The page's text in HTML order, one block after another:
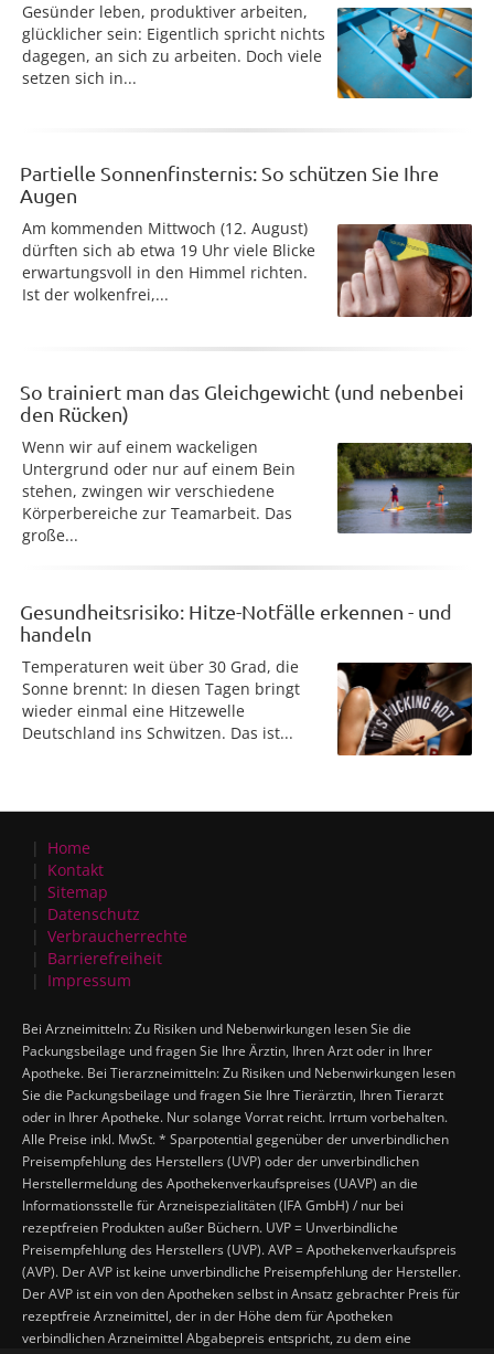
Gesünder leben, produktiver arbeiten,
glücklicher sein: Eigentlich spricht nichts
dagegen, an sich zu arbeiten. Doch viele
setzen sich in...
Partielle Sonnenfinsternis: So schützen Sie Ihre
Augen
Am kommenden Mittwoch (12. August)
dürften sich ab etwa 19 Uhr viele Blicke
erwartungsvoll in den Himmel richten.
Ist der wolkenfrei,...
So trainiert man das Gleichgewicht (und nebenbei
den Rücken)
Wenn wir auf einem wackeligen
Untergrund oder nur auf einem Bein
stehen, zwingen wir verschiedene
Körperbereiche zur Teamarbeit. Das
große...
Gesundheitsrisiko: Hitze-Notfälle erkennen - und
handeln
Temperaturen weit über 30 Grad, die
Sonne brennt: In diesen Tagen bringt
wieder einmal eine Hitzewelle
Deutschland ins Schwitzen. Das ist...
Home
Kontakt
Sitemap
Datenschutz
Verbraucherrechte
Barrierefreiheit
Impressum
Bei Arzneimitteln: Zu Risiken und Nebenwirkungen lesen Sie die
Packungsbeilage und fragen Sie Ihre Ärztin, Ihren Arzt oder in Ihrer
Apotheke. Bei Tierarzneimitteln: Zu Risiken und Nebenwirkungen lesen
Sie die Packungsbeilage und fragen Sie Ihre Tierärztin, Ihren Tierarzt
oder in Ihrer Apotheke. Nur solange Vorrat reicht. Irrtum vorbehalten.
Alle Preise inkl. MwSt. * Sparpotential gegenüber der unverbindlichen
Preisempfehlung des Herstellers (UVP) oder der unverbindlichen
Herstellermeldung des Apothekenverkaufspreises (UAVP) an die
Informationsstelle für Arzneispezialitäten (IFA GmbH) / nur bei
rezeptfreien Produkten außer Büchern. UVP = Unverbindliche
Preisempfehlung des Herstellers (UVP). AVP = Apothekenverkaufspreis
(AVP). Der AVP ist keine unverbindliche Preisempfehlung der Hersteller.
Der AVP ist ein von den Apotheken selbst in Ansatz gebrachter Preis für
rezeptfreie Arzneimittel, der in der Höhe dem für Apotheken
verbindlichen Arzneimittel Abgabepreis entspricht, zu dem eine